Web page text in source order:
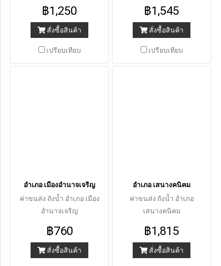
฿1,250
สั่งซื้อสินค้า
เปรียบเทียบ
฿1,545
สั่งซื้อสินค้า
เปรียบเทียบ
อำเภอ เมืองอำนาจเจริญ
ค่าขนส่ง ถังน้ำ อำเภอ เมือง
อำนาจเจริญ
฿760
สั่งซื้อสินค้า
อำเภอ เสนางคนิคม
ค่าขนส่ง ถังน้ำ อำเภอ
เสนางคนิคม
฿1,815
สั่งซื้อสินค้า